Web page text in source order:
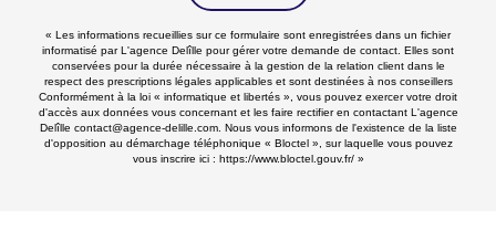
« Les informations recueillies sur ce formulaire sont enregistrées dans un fichier
informatisé par L'agence Delîlle pour gérer votre demande de contact. Elles sont
conservées pour la durée nécessaire à la gestion de la relation client dans le
respect des prescriptions légales applicables et sont destinées à nos conseillers
Conformément à la loi « informatique et libertés », vous pouvez exercer votre droit
d'accès aux données vous concernant et les faire rectifier en contactant L'agence
Delîlle contact@agence-delille.com. Nous vous informons de l'existence de la liste
d'opposition au démarchage téléphonique « Bloctel », sur laquelle vous pouvez
vous inscrire ici : https://www.bloctel.gouv.fr/»